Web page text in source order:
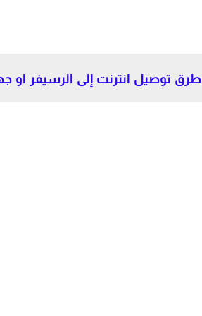
طرق توصيل انترنت إلى الرسيفر او